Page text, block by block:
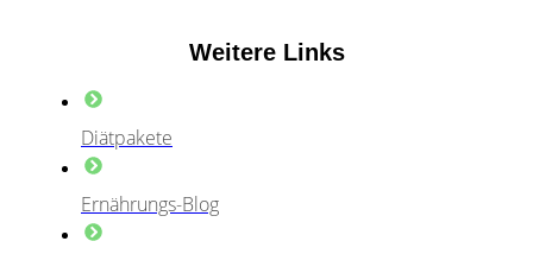
Weitere Links
Diätpakete
Ernährungs-Blog